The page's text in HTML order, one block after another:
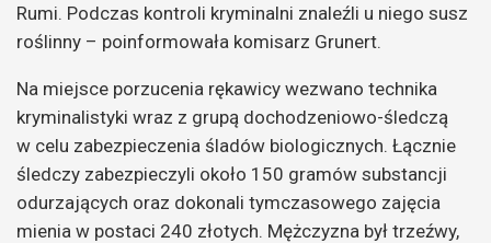
Rumi. Podczas kontroli kryminalni znaleźli u niego susz
roślinny – poinformowała komisarz Grunert.
Na miejsce porzucenia rękawicy wezwano technika
kryminalistyki wraz z grupą dochodzeniowo-śledczą
w celu zabezpieczenia śladów biologicznych. Łącznie
śledczy zabezpieczyli około 150 gramów substancji
odurzających oraz dokonali tymczasowego zajęcia
mienia w postaci 240 złotych. Mężczyzna był trzeźwy,